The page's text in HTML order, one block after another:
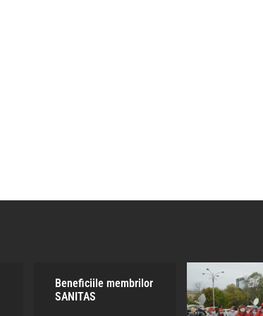
Beneficiile membrilor
SANITAS​